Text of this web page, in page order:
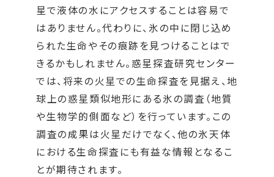
星で液体の水にアクセスすることは容易で
はありません。代わりに、氷の中に閉じ込め
られた生命やその痕跡を見つけることはで
きるかもしれません。惑星探査研究センター
では、将来の火星での生命探査を見据え、地
球上の惑星類似地形にある氷の調査（地質
や生物学的側面など）を行っています。この
調査の成果は火星だけでなく、他の氷天体
における生命探査にも有益な情報となるこ
とが期待されます。